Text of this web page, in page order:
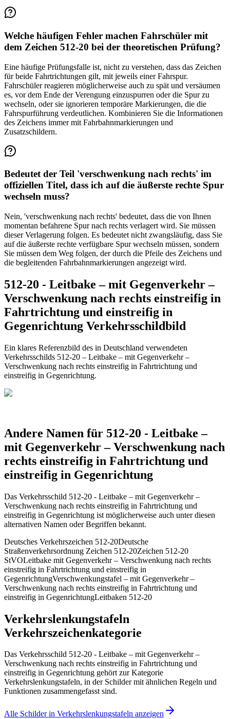
Welche häufigen Fehler machen Fahrschüler mit
dem Zeichen 512-20 bei der theoretischen Prüfung?
Eine häufige Prüfungsfalle ist, nicht zu verstehen, dass das Zeichen
für beide Fahrtrichtungen gilt, mit jeweils einer Fahrspur.
Fahrschüler reagieren möglicherweise auch zu spät und versäumen
es, vor dem Ende der Verengung einzuspurren oder die Spur zu
wechseln, oder sie ignorieren temporäre Markierungen, die die
Fahrspurführung verdeutlichen. Kombinieren Sie die Informationen
des Zeichens immer mit Fahrbahnmarkierungen und
Zusatzschildern.
Bedeutet der Teil 'verschwenkung nach rechts' im
offiziellen Titel, dass ich auf die äußerste rechte Spur
wechseln muss?
Nein, 'verschwenkung nach rechts' bedeutet, dass die von Ihnen
momentan befahrene Spur nach rechts verlagert wird. Sie müssen
dieser Verlagerung folgen. Es bedeutet nicht zwangsläufig, dass Sie
auf die äußerste rechte verfügbare Spur wechseln müssen, sondern
Sie müssen dem Weg folgen, der durch die Pfeile des Zeichens und
die begleitenden Fahrbahnmarkierungen angezeigt wird.
512-20 - Leitbake – mit Gegenverkehr –
Verschwenkung nach rechts einstreifig in
Fahrtrichtung und einstreifig in
Gegenrichtung Verkehrsschildbild
Ein klares Referenzbild des in Deutschland verwendeten
Verkehrsschilds 512-20 – Leitbake – mit Gegenverkehr –
Verschwenkung nach rechts einstreifig in Fahrtrichtung und
einstreifig in Gegenrichtung.
Andere Namen für 512-20 - Leitbake –
mit Gegenverkehr – Verschwenkung nach
rechts einstreifig in Fahrtrichtung und
einstreifig in Gegenrichtung
Das Verkehrsschild 512-20 - Leitbake – mit Gegenverkehr –
Verschwenkung nach rechts einstreifig in Fahrtrichtung und
einstreifig in Gegenrichtung ist möglicherweise auch unter diesen
alternativen Namen oder Begriffen bekannt.
Deutsches Verkehrszeichen 512-20Deutsche
Straßenverkehrsordnung Zeichen 512-20Zeichen 512-20
StVOLeitbake mit Gegenverkehr – Verschwenkung nach rechts
einstreifig in Fahrtrichtung und einstreifig in
GegenrichtungVerschwenkungstafel – mit Gegenverkehr –
Verschwenkung nach rechts einstreifig in Fahrtrichtung und
einstreifig in GegenrichtungLeitbaken 512-20
Verkehrslenkungstafeln
Verkehrszeichenkategorie
Das Verkehrsschild 512-20 - Leitbake – mit Gegenverkehr –
Verschwenkung nach rechts einstreifig in Fahrtrichtung und
einstreifig in Gegenrichtung gehört zur Kategorie
Verkehrslenkungstafeln, in der Schilder mit ähnlichen Regeln und
Funktionen zusammengefasst sind.
Alle Schilder in Verkehrslenkungstafeln anzeigen